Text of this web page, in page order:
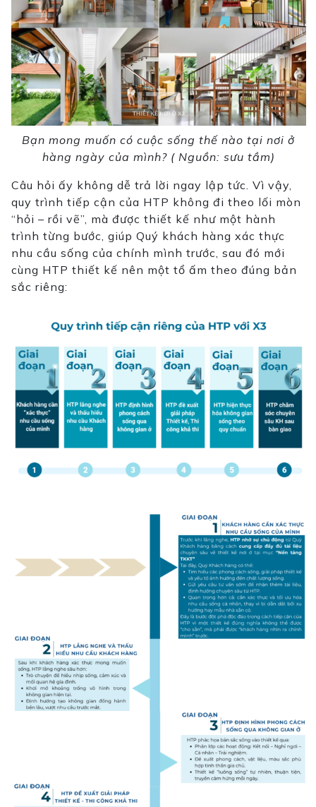
Bạn mong muốn có cuộc sống thế nào tại nơi ở
hàng ngày của mình? ( Nguồn: sưu tầm)
Câu hỏi ấy không dễ trả lời ngay lập tức. Vì vậy,
quy trình tiếp cận của HTP không đi theo lối mòn
“hỏi – rồi vẽ”, mà được thiết kế như một hành
trình từng bước, giúp Quý khách hàng xác thực
nhu cầu sống của chính mình trước, sau đó mới
cùng HTP thiết kế nên một tổ ấm theo đúng bản
sắc riêng: